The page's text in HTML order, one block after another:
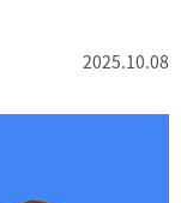
2025.10.08